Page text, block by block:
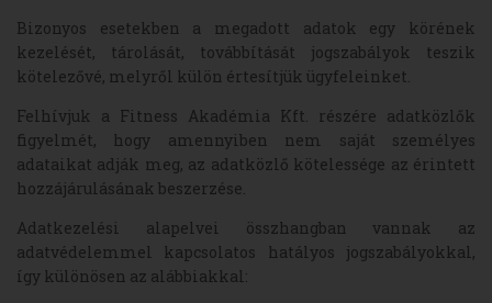
Bizonyos esetekben a megadott adatok egy körének
kezelését, tárolását, továbbítását jogszabályok teszik
kötelezővé, melyről külön értesítjük ügyfeleinket.
Felhívjuk a Fitness Akadémia Kft. részére adatközlők
figyelmét, hogy amennyiben nem saját személyes
adataikat adják meg, az adatközlő kötelessége az érintett
hozzájárulásának beszerzése.
Adatkezelési alapelvei összhangban vannak az
adatvédelemmel kapcsolatos hatályos jogszabályokkal,
így különösen az alábbiakkal: